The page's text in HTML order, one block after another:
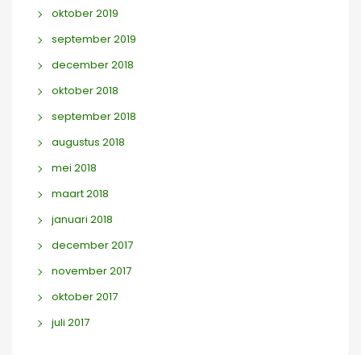
oktober 2019
september 2019
december 2018
oktober 2018
september 2018
augustus 2018
mei 2018
maart 2018
januari 2018
december 2017
november 2017
oktober 2017
juli 2017